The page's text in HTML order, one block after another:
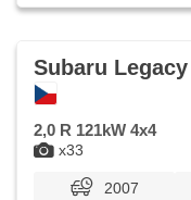
x33
Subaru Legacy
2,0 R 121kW 4x4
2007